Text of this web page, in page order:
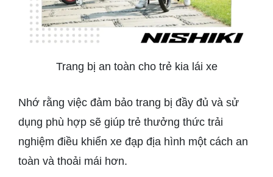
Trang bị an toàn cho trẻ kia lái xe
Nhớ rằng việc đảm bảo trang bị đầy đủ và sử
dụng phù hợp sẽ giúp trẻ thưởng thức trải
nghiệm điều khiển xe đạp địa hình một cách an
toàn và thoải mái hơn.